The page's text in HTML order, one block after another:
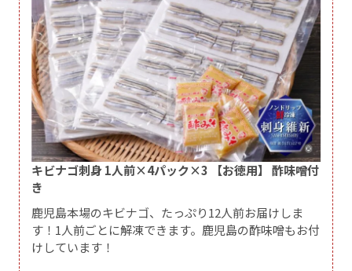
キビナゴ刺身 1人前×4パック×3 【お徳用】 酢味噌付
き
鹿児島本場のキビナゴ、たっぷり12人前お届けしま
す！1人前ごとに解凍できます。鹿児島の酢味噌もお付
けしています！